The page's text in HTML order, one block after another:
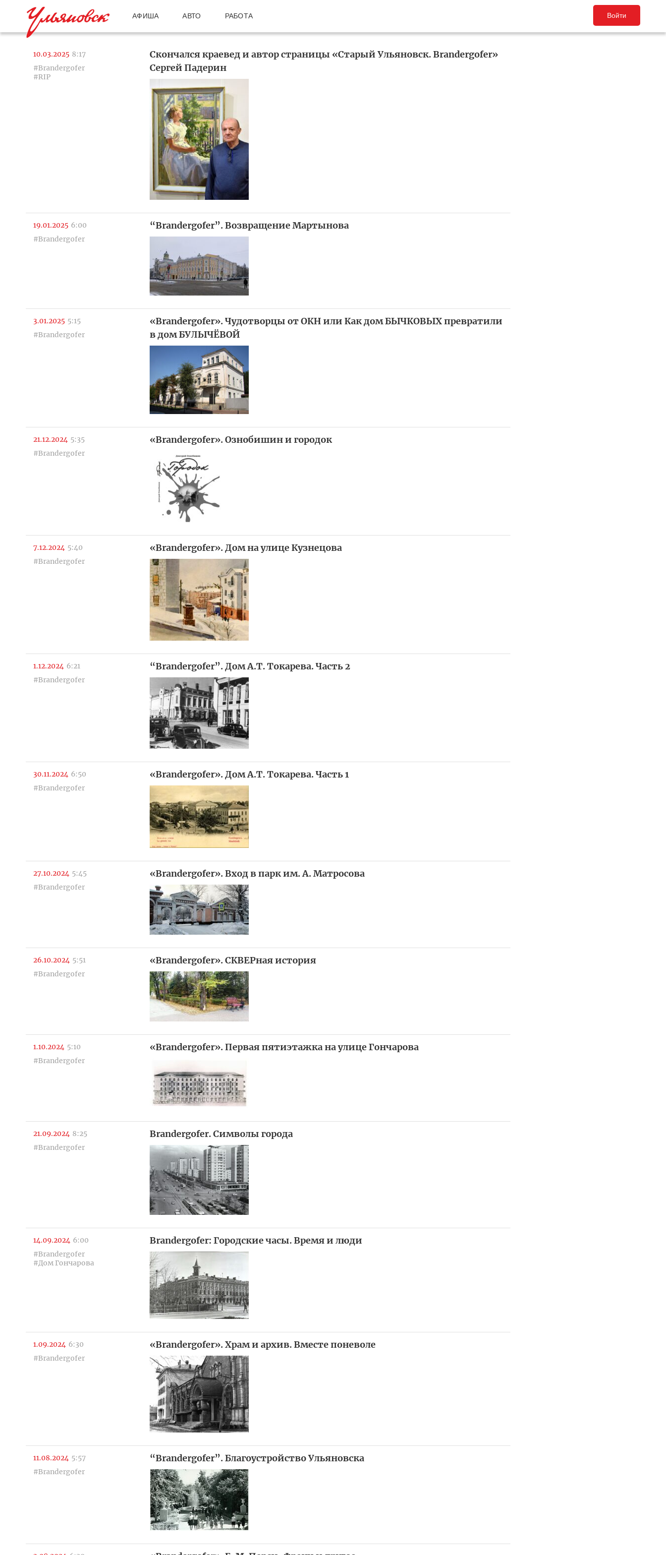
АФИША АВТО РАБОТА Войти
10.03.2025 8:17
#Brandergofer
#RIP
Скончался краевед и автор страницы «Старый Ульяновск. Brandergofer»
Сергей Падерин
19.01.2025 6:00
#Brandergofer
“Brandergofer”. Возвращение Мартынова
3.01.2025 5:15
#Brandergofer
«Brandergofer». Чудотворцы от ОКН или Как дом БЫЧКОВЫХ превратили
в дом БУЛЫЧЁВОЙ
21.12.2024 5:35
#Brandergofer
«Brandergofer». Ознобишин и городок
7.12.2024 5:40
#Brandergofer
«Brandergofer». Дом на улице Кузнецова
1.12.2024 6:21
#Brandergofer
“Brandergofer”. Дом А.Т. Токарева. Часть 2
30.11.2024 6:50
#Brandergofer
«Brandergofer». Дом А.Т. Токарева. Часть 1
27.10.2024 5:45
#Brandergofer
«Brandergofer». Вход в парк им. А. Матросова
26.10.2024 5:51
#Brandergofer
«Brandergofer». СКВЕРная история
1.10.2024 5:10
#Brandergofer
«Brandergofer». Первая пятиэтажка на улице Гончарова
21.09.2024 8:25
#Brandergofer
Brandergofer. Символы города
14.09.2024 6:00
#Brandergofer
#Дом Гончарова
Brandergofer: Городские часы. Время и люди
1.09.2024 6:30
#Brandergofer
«Brandergofer». Храм и архив. Вместе поневоле
11.08.2024 5:57
#Brandergofer
“Brandergofer”. Благоустройство Ульяновска